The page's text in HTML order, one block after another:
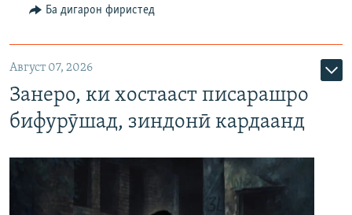
Ба дигарон фиристед
Август 07, 2026
Занеро, ки хостааст писарашро
бифурӯшад, зиндонӣ кардаанд